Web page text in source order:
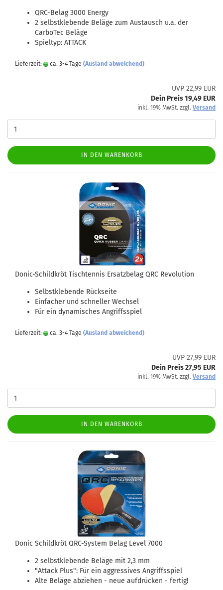
QRC-Belag 3000 Energy
2 selbstklebende Beläge zum Austausch u.a. der
CarboTec Beläge
Spieltyp: ATTACK
Lieferzeit: ca. 3-4 Tage (Ausland abweichend)
UVP 22,99 EUR
Dein Preis 19,49 EUR
inkl. 19% MwSt. zzgl. Versand
IN DEN WARENKORB
Donic-Schildkröt Tischtennis Ersatzbelag QRC Revolution
Selbstklebende Rückseite
Einfacher und schneller Wechsel
Für ein dynamisches Angriffsspiel
Lieferzeit: ca. 3-4 Tage (Ausland abweichend)
UVP 27,99 EUR
Dein Preis 27,95 EUR
inkl. 19% MwSt. zzgl. Versand
IN DEN WARENKORB
Donic Schildkröt QRC-System Belag Level 7000
2 selbstklebende Beläge mit 2,3 mm
"Attack Plus": Für ein aggressives Angriffsspiel
Alte Beläge abziehen - neue aufdrücken - fertig!